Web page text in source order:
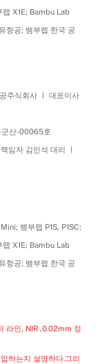
랩 X1E; Bambu Lab
항공; 뱀부랩 한국 공
주식회사 ㅣ 대표이사
군산-00065호
임자 김민석 대리 ㅣ
뱀부랩 P1S, P1SC;
랩 X1E; Bambu Lab
항공; 뱀부랩 한국 공
라인, NIR ,0.02mm 정
하는지 설명하다.그리